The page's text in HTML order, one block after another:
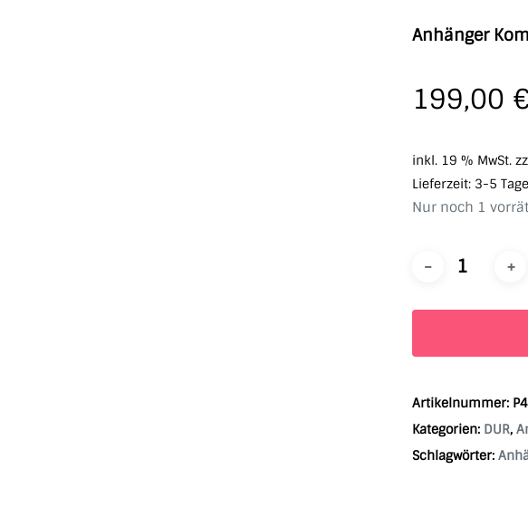
Anhänger
199,00 €
inkl. 19 % MwSt.
Lieferzeit: 3-5 Tage
Nur noch 1
Artikelnummer:
Kategorien: DUR,
Schlagwörter: